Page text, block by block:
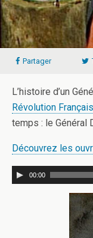
Partager
L’histoire d’un
Révolution
temps : le Général
Découvrez les
00:00